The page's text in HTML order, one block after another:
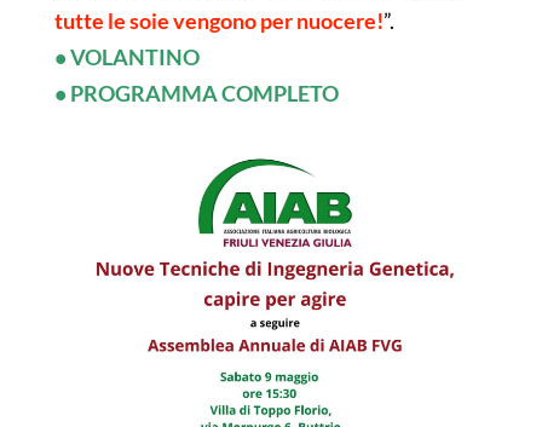
tutte le soie vengono per nuocere!”.
• VOLANTINO
• PROGRAMMA COMPLETO